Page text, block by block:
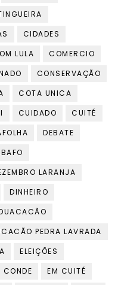
CIDADES
LULA
COMERCIO
CONSERVAÇÃO
COTA UNICA
CUIDADO
CUITÉ
DEBATE
LARANJA
DINHEIRO
PEDRA LAVRADA
ELEIÇÕES
CONDE
EM CUITÉ